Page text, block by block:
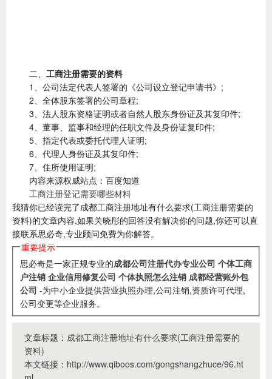
二、 工商注册需要的资料
1、公司法定代表人签署的《公司设立登记申请书》;
2、全体股东签署的公司章程;
3、法人股东资格证明或者自然人股东身份证及其复印件;
4、董事、监事和经理的任职文件及身份证复印件;
5、指定代表或委托代理人证明;
6、代理人身份证及其复印件;
7、住所使用证明;
内容来源权威站点：百度知道
工商注册登记需要哪些材料
我猜你已经读完了成都工商注册地址有什么要求(工商注册需要的
资料)的文章内容,如果关晓彤的回答没有解决你的问题,你还可以直
接联系思必奇,专业顾问免费为你解答。
重要提示
思必奇是一家正规专业的成都公司注册代办专业公司 个体工商
户注销 企业信用修复公司 个体执照怎么注销 成都经营账外包
公司
公司变更等企业服务。
文章标题： 成都工商注册地址有什么要求(工商注册需要的
资料)
本文链接：http://www.qiboos.com/gongshangzhuce/96.ht